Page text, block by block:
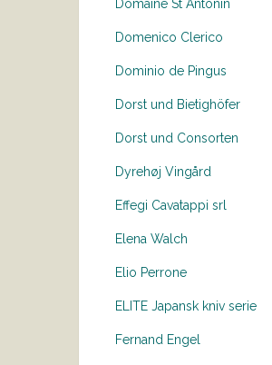
Domaine St Antonin
Domenico Clerico
Dominio de Pingus
Dorst und Bietighöfer
Dorst und Consorten
Dyrehøj Vingård
Effegi Cavatappi srl
Elena Walch
Elio Perrone
ELITE Japansk kniv serie
Fernand Engel